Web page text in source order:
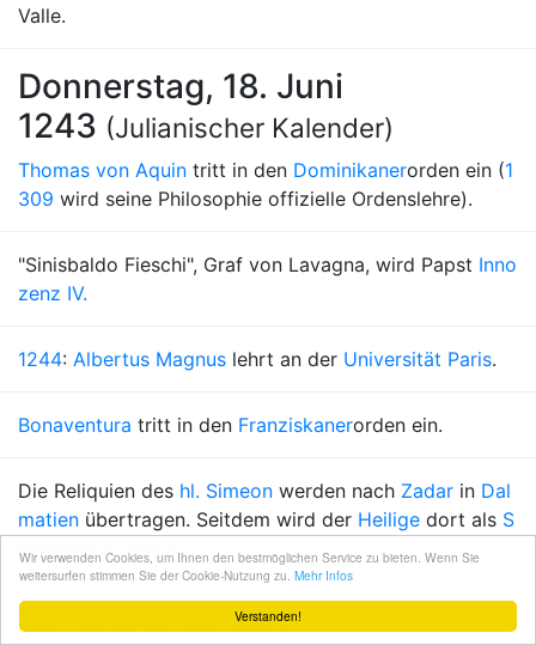
Verstanden!
Wir verwenden Cookies, um Ihnen den bestmöglichen Service zu bieten. Wenn Sie
weitersurfen stimmen Sie der Cookie-Nutzung zu. Mehr Infos
Valle.
Donnerstag, 18. Juni
1243 (Julianischer Kalender)
Thomas von Aquin tritt in den Dominikanerorden ein (1
309 wird seine Philosophie offizielle Ordenslehre).
"Sinisbaldo Fieschi", Graf von Lavagna, wird Papst Inno
zenz IV.
1244: Albertus Magnus lehrt an der Universität Paris.
Bonaventura tritt in den Franziskanerorden ein.
Die Reliquien des hl. Simeon werden nach Zadar in Dal
matien übertragen. Seitdem wird der Heilige dort als S
tadtpatron verehrt.
Samstag, 18. Juni